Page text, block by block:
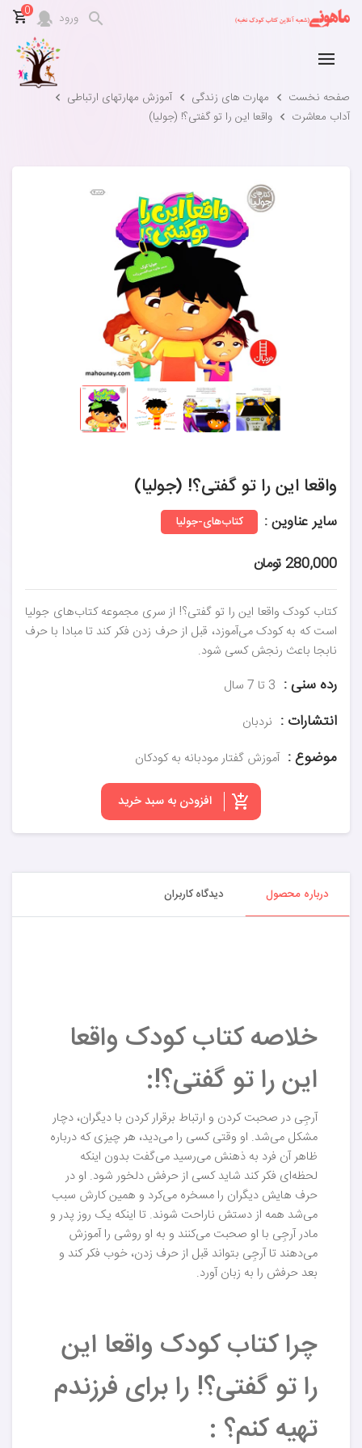
ورود 0
صفحه نخست مهارت های زندگی
آموزش مهارتهای ارتباطی
آداب معاشرت
واقعا این را تو گفتی؟! (جولیا)
واقعا این را تو گفتی؟! (جولیا)
سایر عناوین : کتاب‌های-جولیا
280,000 تومان
کتاب کودک واقعا این را تو گفتی؟! از سری مجموعه کتاب‌های جولیا
است که به کودک می‌آموزد، قبل از حرف زدن فکر کند تا مبادا با حرف
نابجا باعث رنجش کسی شود.
رده سنی : 3 تا 7 سال
انتشارات : نردبان
موضوع : آموزش گفتار مودبانه به کودکان
افزودن به سبد خرید
درباره محصول دیدگاه کاربران
خلاصه کتاب کودک واقعا
این را تو گفتی؟!:
آرجِی در صحبت کردن و ارتباط برقرار کردن با دیگران، دچار
مشکل می‌شد. او وقتی کسی را می‌دید، هر چیزی که درباره
ظاهر آن فرد به ذهنش می‌رسید می‌گفت بدون اینکه
لحظه‌ای فکر کند شاید کسی از حرفش دلخور شود. او در
حرف هایش دیگران را مسخره می‌کرد و همین کارش سبب
می‌شد همه از دستش ناراحت شوند. تا اینکه یک روز پدر و
مادر آرجِی با او صحبت می‌کنند و به او روشی را آموزش
می‌دهند تا آرجِی بتواند قبل از حرف زدن، خوب فکر کند و
بعد حرفش را به زبان آورد.
چرا کتاب کودک واقعا این
را تو گفتی؟! را برای فرزندم
تهیه کنم؟ :